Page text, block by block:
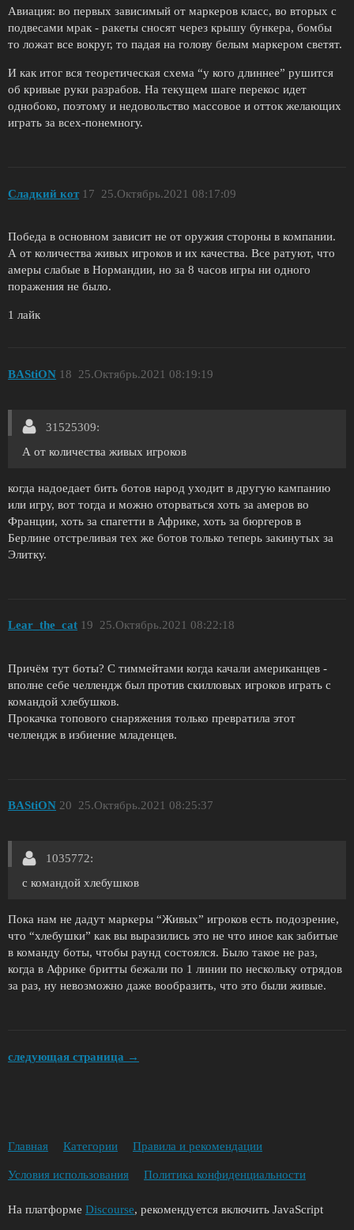
Авиация: во первых зависимый от маркеров класс, во вторых с
подвесами мрак - ракеты сносят через крышу бункера, бомбы
то ложат все вокруг, то падая на голову белым маркером светят.
И как итог вся теоретическая схема “у кого длиннее” рушится
об кривые руки разрабов. На текущем шаге перекос идет
однобоко, поэтому и недовольство массовое и отток желающих
играть за всех-понемногу.
Сладкий кот 25.Октябрь.2021 08:17:09
17
Победа в основном зависит не от оружия стороны в компании.
А от количества живых игроков и их качества. Все ратуют, что
амеры слабые в Нормандии, но за 8 часов игры ни одного
поражения не было.
1 лайк
BAStiON 25.Октябрь.2021 08:19:19
18
31525309:
А от количества живых игроков
когда надоедает бить ботов народ уходит в другую кампанию
или игру, вот тогда и можно оторваться хоть за амеров во
Франции, хоть за спагетти в Африке, хоть за бюргеров в
Берлине отстреливая тех же ботов только теперь закинутых за
Элитку.
Lear_the_cat 25.Октябрь.2021 08:22:18
19
Причём тут боты? С тиммейтами когда качали американцев -
вполне себе челлендж был против скилловых игроков играть с
командой хлебушков.
Прокачка топового снаряжения только превратила этот
челлендж в избиение младенцев.
BAStiON 25.Октябрь.2021 08:25:37
20
1035772:
с командой хлебушков
Пока нам не дадут маркеры “Живых” игроков есть подозрение,
что “хлебушки” как вы выразились это не что иное как забитые
в команду боты, чтобы раунд состоялся. Было такое не раз,
когда в Африке бритты бежали по 1 линии по нескольку отрядов
за раз, ну невозможно даже вообразить, что это были живые.
следующая страница →
Главная Категории Правила и рекомендации
Условия использования Политика конфиденциальности
На платформе Discourse, рекомендуется включить JavaScript